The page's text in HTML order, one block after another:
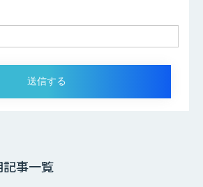
事一覧